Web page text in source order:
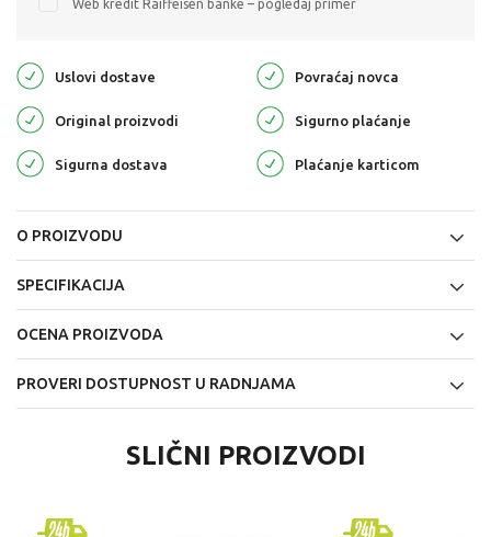
Web kredit Raiffeisen banke – pogledaj primer
Uslovi dostave Povraćaj novca
Original proizvodi Sigurno plaćanje
Sigurna dostava Plaćanje karticom
O PROIZVODU
SPECIFIKACIJA
OCENA PROIZVODA
PROVERI DOSTUPNOST U RADNJAMA
SLIČNI PROIZVODI